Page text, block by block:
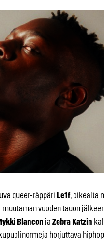
queer-räppäri Le1f, oikealta
muutaman vuoden tauon
Blancon ja Zebra Katzin
horjuttava